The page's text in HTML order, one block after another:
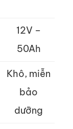
12V –
50Ah
Khô, miễn
bảo
dưỡng